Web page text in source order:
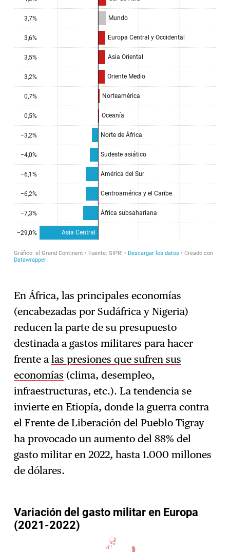
En África, las principales economías
(encabezadas por Sudáfrica y Nigeria)
reducen la parte de su presupuesto
destinada a gastos militares para hacer
frente alas presiones que sufren sus
economías (clima, desempleo,
infraestructuras, etc.). La tendencia se
invierte en Etiopía, donde la guerra contra
el Frente de Liberación del Pueblo Tigray
ha provocado un aumento del 88% del
gasto militar en 2022, hasta 1.000 millones
de dólares.